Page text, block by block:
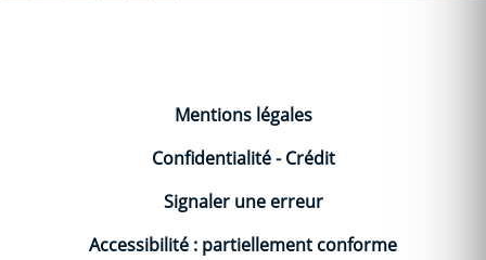
Mentions légales
Confidentialité-Crédit
Signaler une erreur
Accessibilité : partiellement conforme